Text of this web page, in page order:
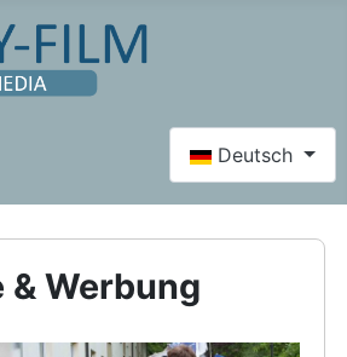
Sprache
Deutsch
Werbung